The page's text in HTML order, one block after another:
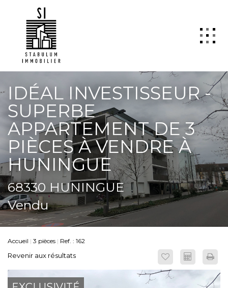
QUI SOMMES NOUS
VENTE
LOCATION
GESTION
TRANSACTION
Estimation
SYNDIC
ActuCopro
CONTACT
ESPACE CLIENTS
IDÉAL INVESTISSEUR -
SUPERBE
APPARTEMENT DE 3
PIÈCES À VENDRE À
HUNINGUE
68330 HUNINGUE
Vendu
Accueil 3 pièces Ref. : 162
Revenir aux résultats